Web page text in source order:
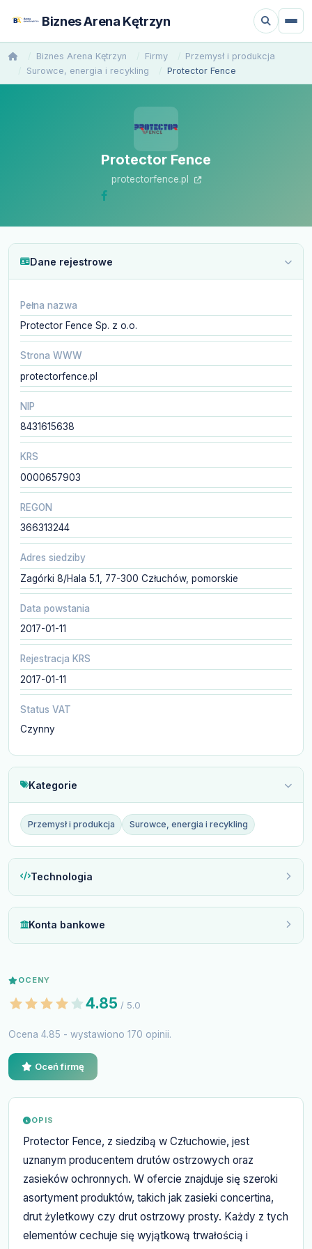
Biznes Arena Kętrzyn
Biznes Arena Kętrzyn Firmy
Przemysł i produkcja
Surowce, energia i recykling
Protector Fence
Protector Fence
protectorfence.pl
Dane rejestrowe
Pełna nazwa
Protector Fence Sp. z o.o.
Strona WWW
protectorfence.pl
NIP
8431615638
KRS
0000657903
REGON
366313244
Adres siedziby
Zagórki 8/Hala 5.1, 77-300 Człuchów, pomorskie
Data powstania
2017-01-11
Rejestracja KRS
2017-01-11
Status VAT
Czynny
Kategorie
Przemysł i produkcja Surowce, energia i recykling
Technologia
Konta bankowe
OCENY
4.85 / 5.0
Ocena 4.85 - wystawiono 170 opinii.
Oceń firmę
OPIS
Protector Fence, z siedzibą w Człuchowie, jest
uznanym producentem drutów ostrzowych oraz
zasieków ochronnych. W ofercie znajduje się szeroki
asortyment produktów, takich jak zasieki concertina,
drut żyletkowy czy drut ostrzowy prosty. Każdy z tych
elementów cechuje się wyjątkową trwałością i